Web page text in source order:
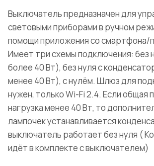
Выключатель предназначен для
световыми приборами в ручном
помощи приложения со смартфона/
Имеет три схемы подключения: без
более 40 Вт), без нуля с
менее 40 Вт), с нулём. Шлюз для
нужен, только Wi-Fi 2.4. Если общая
нагрузка менее 40 Вт, то
лампочек устанавливается
выключатель работает без нуля (
идёт в комплекте с выключателем)